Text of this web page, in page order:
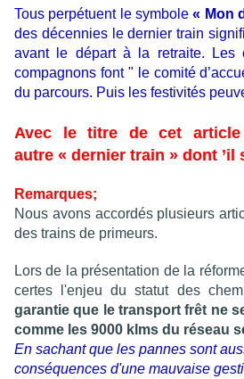
Tous perpétuent le symbole « Mon
des décennies le dernier train
avant le départ à la retraite. Les
compagnons font " le comité
du parcours. Puis les festivités
Avec le titre de cet article
autre « dernier train » dont ’il
Remarques;
Nous avons accordés plusieurs
des trains de primeurs.
Lors de la présentation de la
certes l'enjeu du statut des
garantie que le transport frêt ne
comme les 9000 klms du réseau
En sachant que les pannes sont
conséquences d'une mauvaise